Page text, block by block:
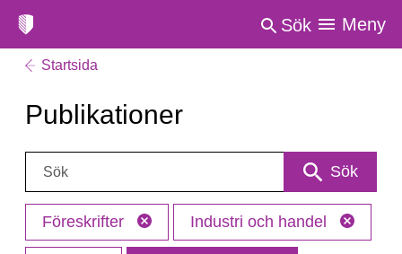
Sök Meny
Startsida
Publikationer
Sök: Sök
Föreskrifter Industri och handel